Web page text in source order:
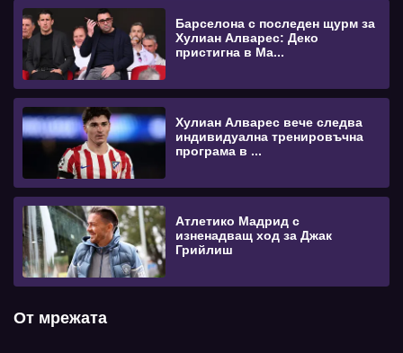
Барселона с последен щурм за
Хулиан Алварес: Деко
пристигна в Ма...
Хулиан Алварес вече следва
индивидуална тренировъчна
програма в ...
Атлетико Мадрид с
изненадващ ход за Джак
Грийлиш
От мрежата